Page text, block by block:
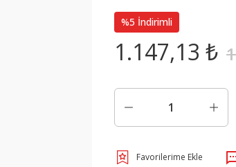
%5 İndirimli
1.147,13 ₺